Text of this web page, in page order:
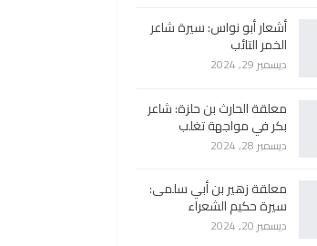
أشعار أبو نواس: سيرة شاعر
الخمر التائب
ديسمبر 29, 2024
معلقة الحارث بن حلزة: شاعر
بكر في مواجهة تغلب
ديسمبر 28, 2024
معلقة زهير بن أبي سلمى:
سيرة حكيم الشعراء
ديسمبر 20, 2024